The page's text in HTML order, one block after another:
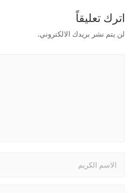
اترك تعليقاً
لن يتم نشر بريدك الالكتروني.